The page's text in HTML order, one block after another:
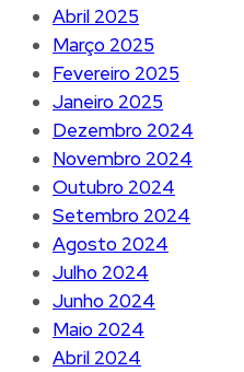
Abril 2025
Março 2025
Fevereiro 2025
Janeiro 2025
Dezembro 2024
Novembro 2024
Outubro 2024
Setembro 2024
Agosto 2024
Julho 2024
Junho 2024
Maio 2024
Abril 2024